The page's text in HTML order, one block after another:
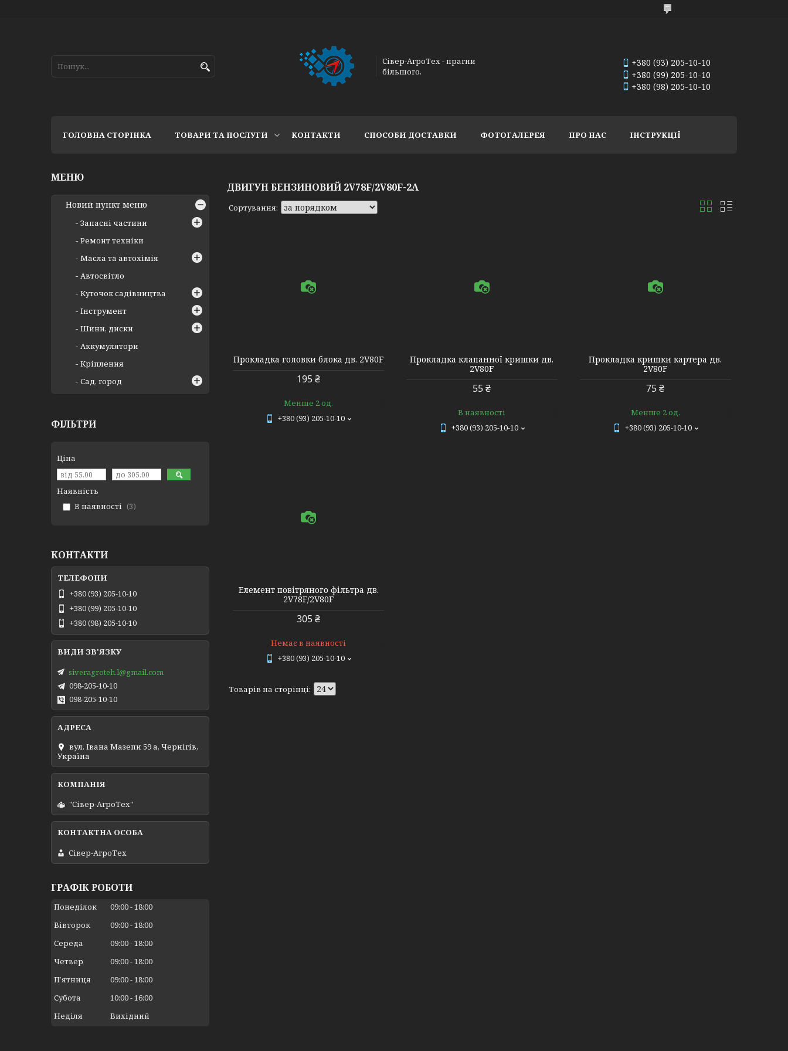
Сівер-АгроТех - прагни
більшого.
+380 (93) 205-10-10
+380 (99) 205-10-10
+380 (98) 205-10-10
ГОЛОВНА СТОРІНКА ТОВАРИ ТА ПОСЛУГИ КОНТАКТИ СПОСОБИ ДОСТАВКИ ФОТОГАЛЕРЕЯ ПРО НАС ІНСТРУКЦІЇ
ДВИГУН БЕНЗИНОВИЙ 2V78F/2V80F-2A
Прокладка головки блока дв. 2V80F
195 ₴
Менше 2 од.
+380 (93) 205-10-10
Прокладка клапанної кришки дв.
2V80F
55 ₴
В наявності
+380 (93) 205-10-10
Прокладка кришки картера дв.
2V80F
75 ₴
Менше 2 од.
+380 (93) 205-10-10
Елемент повітряного фільтра дв.
2V78F/2V80F
305 ₴
Немає в наявності
+380 (93) 205-10-10
Новий пункт меню
Запасні частини
Ремонт техніки
Масла та автохімія
Автосвітло
Куточок садівництва
Інструмент
Шини, диски
Аккумулятори
Кріплення
Сад, город
ФІЛЬТРИ
Ціна
Наявність
В наявності
3
КОНТАКТИ
+380 (93) 205-10-10
+380 (99) 205-10-10
+380 (98) 205-10-10
siveragroteh.l@gmail.com
098-205-10-10
098-205-10-10
вул. Івана Мазепи 59 а, Чернігів,
Україна
"Сівер-АгроТех"
Сівер-АгроТех
ГРАФІК РОБОТИ
Понеділок 09:00 18:00
Вівторок
09:00 18:00
Середа
09:00 18:00
Четвер
09:00 18:00
Пʼятниця
09:00 18:00
Субота
10:00 16:00
Неділя
Вихідний